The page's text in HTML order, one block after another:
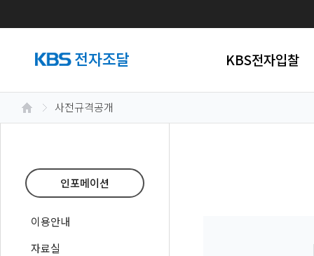
KBS전자입찰
사전규격공개
인포메이션
이용안내
자료실